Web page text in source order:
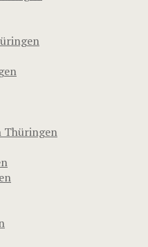
Thüringen